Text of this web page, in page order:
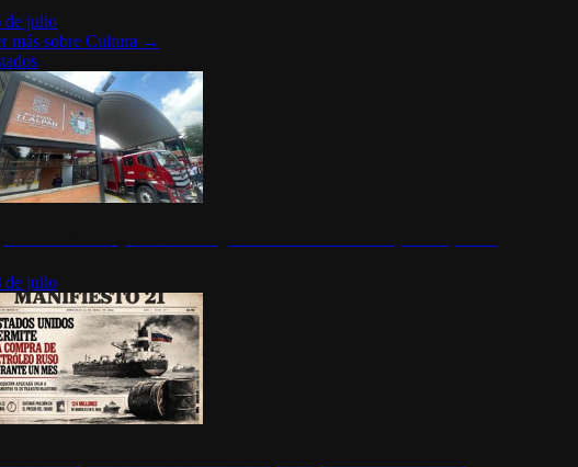
de julio
más sobreCultura →
de julio